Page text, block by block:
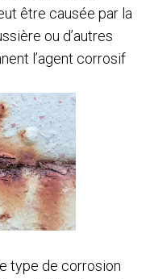
être causée par la
ou d’autres
l’agent corrosif
type de corrosion